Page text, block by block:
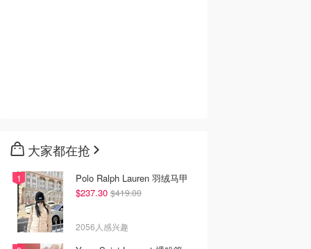
大家都在抢
Polo Ralph Lauren 羽绒马甲
$237.30 $419.00
2056人感兴趣